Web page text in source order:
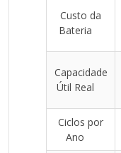
Custo da
Bateria
Capacidade
Útil Real
Ciclos por
Ano